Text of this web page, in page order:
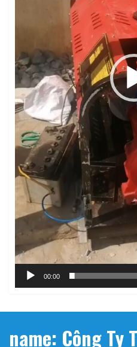
00:00
name: Công Ty